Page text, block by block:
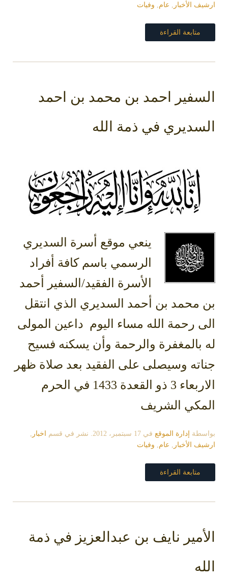
ارشيف الأخبار
عام وفيات
متابعة القراءة
السفير احمد بن محمد بن احمد
السديري في ذمة الله
ينعي موقع أسرة السديري
الرسمي باسم كافة أفراد
الأسرة الفقيد/السفير أحمد
بن محمد بن أحمد السديري الذي انتقل
الى رحمة الله مساء اليوم داعين المولى
له بالمغفرة والرحمة وأن يسكنه فسيح
جناته وسيصلى على الفقيد بعد صلاة ظهر
الاربعاء 3 ذو القعدة 1433 في الحرم
المكي الشريف
بواسطة إدارة الموقع في 17 سبتمبر، 2012 . نشر في قسم اخبار
ارشيف الأخبار
عام وفيات
متابعة القراءة
الأمير نايف بن عبدالعزيز في ذمة
الله